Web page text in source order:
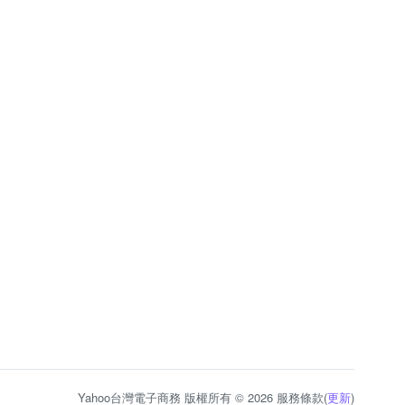
Yahoo台灣電子商務 版權所有 © 2026 服務條款(更新)